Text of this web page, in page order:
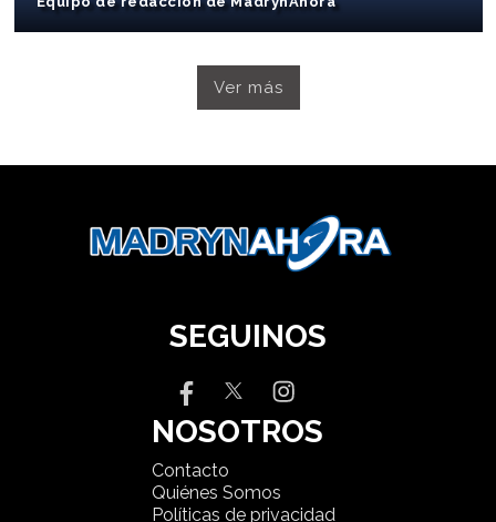
Ver más
SEGUINOS
NOSOTROS
Contacto
Quiénes Somos
Políticas de privacidad